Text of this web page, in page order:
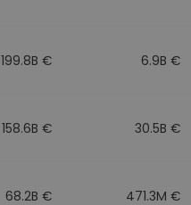
199.8B € 6.9B €
158.6B € 30.5B €
68.2B € 471.3M €